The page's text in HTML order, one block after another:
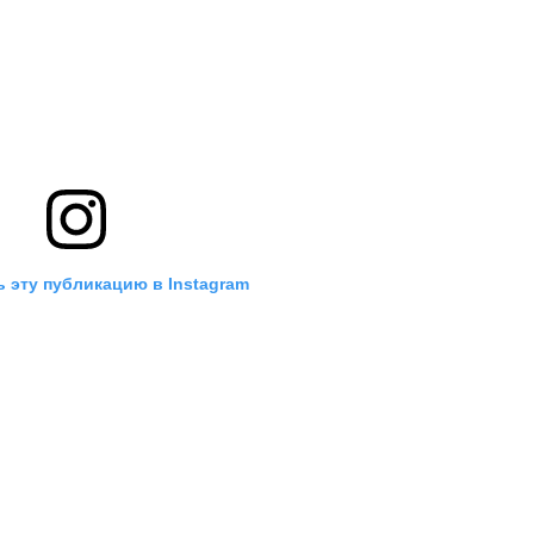
эту публикацию в Instagram